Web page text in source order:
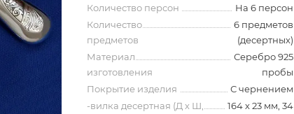
Количество персон
На 6 персон
Количество
предметов
6 предметов
(десертных)
Материал
изготовления
Серебро 925
пробы
Покрытие изделия
С чернением
-вилка десертная (Д х Ш,
164 х 23 мм, 34